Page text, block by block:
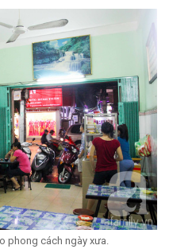
phong cách ngày xưa.